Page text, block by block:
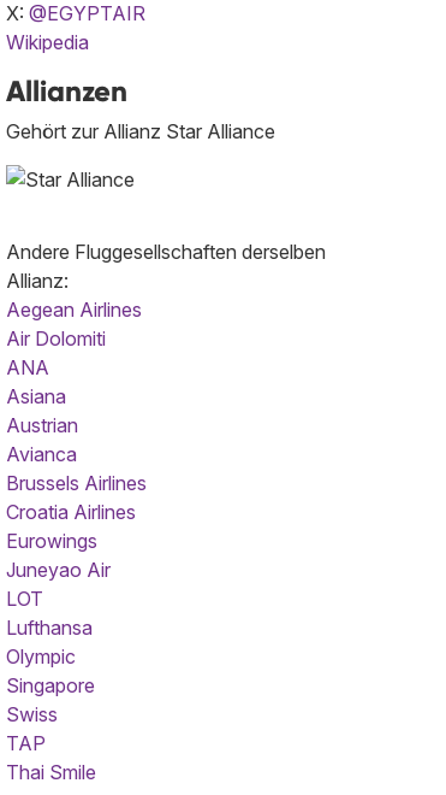
X: @EGYPTAIR
Wikipedia
Allianzen
Gehört zur Allianz Star Alliance
Andere Fluggesellschaften derselben
Allianz:
Aegean Airlines
Air Dolomiti
ANA
Asiana
Austrian
Avianca
Brussels Airlines
Croatia Airlines
Eurowings
Juneyao Air
LOT
Lufthansa
Olympic
Singapore
Swiss
TAP
Thai Smile